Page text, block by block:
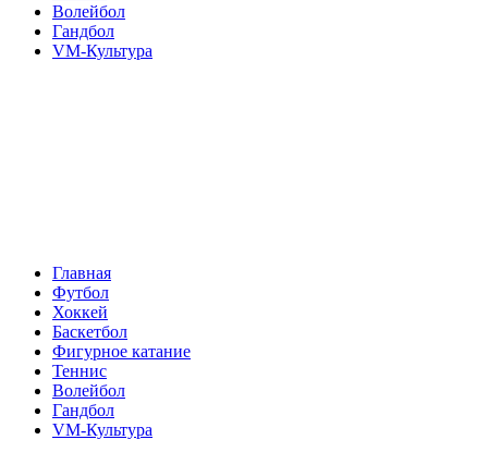
Волейбол
Гандбол
VM-Культура
Главная
Футбол
Хоккей
Баскетбол
Фигурное катание
Теннис
Волейбол
Гандбол
VM-Культура